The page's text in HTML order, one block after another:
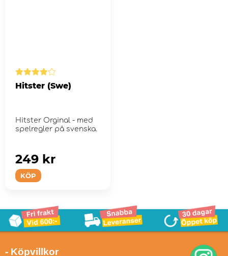
Hitster (Swe)
Hitster Orginal - med
spelregler på svenska.
KÖP
249 kr
- Köpvillkor